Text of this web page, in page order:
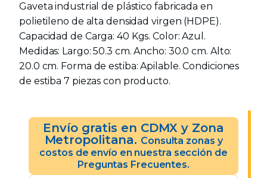
Gaveta industrial de plástico fabricada en
polietileno de alta densidad virgen (HDPE).
Capacidad de Carga: 40 Kgs. Color: Azul.
Medidas: Largo: 50.3 cm. Ancho: 30.0 cm. Alto:
20.0 cm. Forma de estiba: Apilable. Condiciones
de estiba 7 piezas con producto.
Envío gratis en CDMX y Zona
Metropolitana. Consulta zonas y
costos de envío en nuestra sección de
Preguntas Frecuentes.